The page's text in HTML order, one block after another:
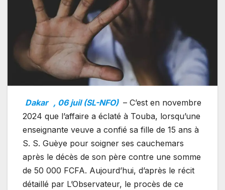
Dakar , 06 juil (SL-NFO) – C’est en novembre
2024 que l’affaire a éclaté à Touba, lorsqu’une
enseignante veuve a confié sa fille de 15 ans à
S. S. Guèye pour soigner ses cauchemars
après le décès de son père contre une somme
de 50 000 FCFA. Aujourd’hui, d’après le récit
détaillé par L’Observateur, le procès de ce